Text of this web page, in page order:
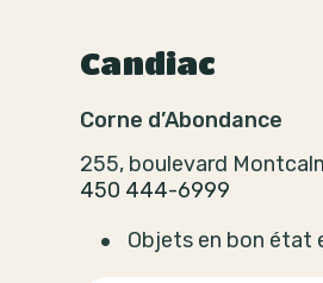
Candiac
Corne d’Abondance
255, boulevard
450 444-6999
Objets en bon état